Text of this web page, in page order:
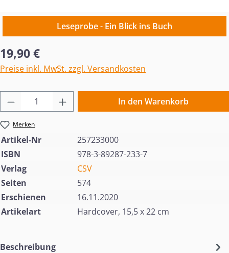
Leseprobe - Ein Blick ins Buch
Regulärer Preis:
19,90 €
Preise inkl. MwSt. zzgl. Versandkosten
Produkt Anzahl: Gib den gewünschten
In den Warenkorb
Merken
Artikel-Nr
257233000
ISBN
978-3-89287-233-7
Verlag
CSV
Seiten
574
Erschienen
16.11.2020
Artikelart
Hardcover, 15,5 x 22 cm
Beschreibung